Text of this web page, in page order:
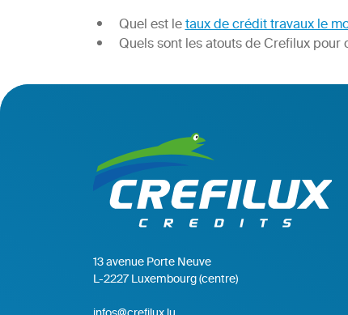
Quel est letaux de crédit travaux le
Quels sont les atouts de Crefilux
13 avenue Porte Neuve
L-2227 Luxembourg (centre)